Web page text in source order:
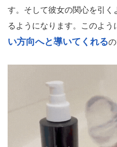
す。そして彼女の関心を引く
るようになります。このよう
い方向へと導いてくれるの